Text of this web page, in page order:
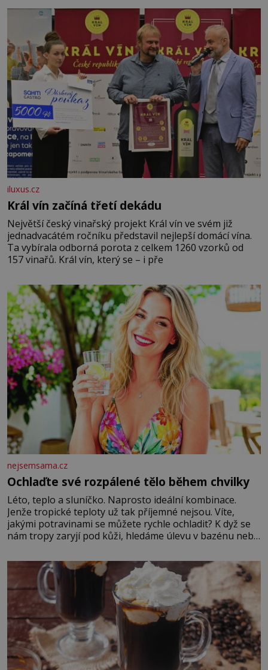
král. Nebo že by ne? Mongolové od roku 1223 postupují
podél Kaspického a Azovského moře,
iluxus.cz
Král vín začíná třetí dekádu
Největší český vinařský projekt Král vín ve svém již
jednadvacátém ročníku představil nejlepší domácí vína.
Ta vybírala odborná porota z celkem 1260 vzorků od
157 vinařů. Král vín, který se – i pře
nejsemsama.cz
Ochlaďte své rozpálené tělo během chvilky
Léto, teplo a sluníčko. Naprosto ideální kombinace.
Jenže tropické teploty už tak příjemné nejsou. Víte,
jakými potravinami se můžete rychle ochladit? K dyž se
nám tropy zaryjí pod kůži, hledáme úlevu v bazénu nebo
blízkosti. Nemusíte však zoufat. Pokud budete mít
promyšlený jídelníček, žadné pařáky si na vás